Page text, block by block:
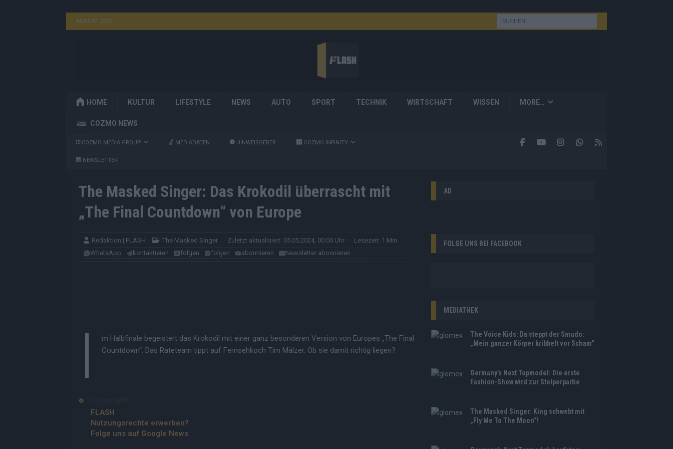
AUGUST 2026
HOME KULTUR LIFESTYLE NEWS AUTO SPORT TECHNIK WIRTSCHAFT WISSEN MORE…
COZMO NEWS
COZMO MEDIA GROUP MEDIADATEN HINWEISGEBER COZMO INFINITY
NEWSLETTER
The Masked Singer: Das Krokodil überrascht mit
„The Final Countdown“ von Europe
Redaktion | FLASH The Masked Singer · Zuletzt aktualisiert: 05.05.2024, 00:00 Uhr
· Lesezeit: 1 Min.
WhatsApp
kontaktieren folgen folgen abonnieren Newsletter abonnieren
I
m Halbfinale begeistert das Krokodil mit einer ganz besonderen Version von Europes „The Final
Countdown“. Das Rateteam tippt auf Fernsehkoch Tim Mälzer. Ob sie damit richtig liegen?
FLASH
Nutzungsrechte erwerben?
Folge uns auf Google News
AD
FOLGE UNS BEI FACEBOOK
MEDIATHEK
The Voice Kids: Da steppt der Smudo:
„Mein ganzer Körper kribbelt vor Scham“
Germany’s Next Topmodel: Die erste
Fashion-Show wird zur Stolperpartie
The Masked Singer: King schwebt mit
„Fly Me To The Moon“!